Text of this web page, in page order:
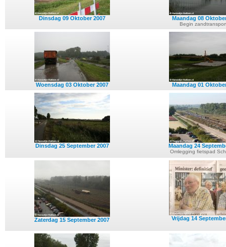
Dinsdag 09 Oktober 2007 Maandag 08
Begin
Woensdag 03 Oktober 2007 Maandag 01
Dinsdag 25 September 2007 Maandag 24
Omlegging fietspad
Zaterdag 15 September 2007 Vrijdag 14